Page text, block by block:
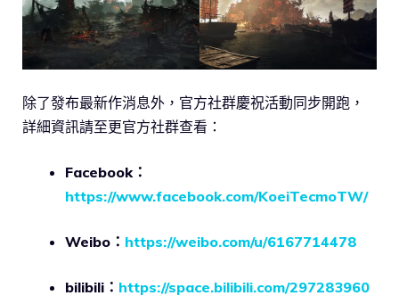
除了發布最新作消息外，官方社群慶祝活動同步開跑，
詳細資訊請至更官方社群查看：
Facebook：
https://www.facebook.com/KoeiTecmoTW/
Weibo： https://weibo.com/u/6167714478
bilibili： https://space.bilibili.com/297283960